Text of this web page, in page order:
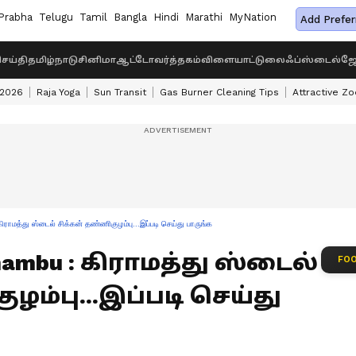
Telugu Tamil Bangla Hindi Marathi MyNation Add
தமிழ்நாடுசினிமாஆட்டோவர்த்தகம்விளையாட்டுலைஃப்ஸ்டைல்
Raja Yoga Sun Transit Gas Burner Cleaning Tips Attractive
ஸ்டைல் சிக்கன் தண்ணிகுழம்பு...இப்படி செய்து பாருங்க
: கிராமத்து ஸ்டைல்
செய்து